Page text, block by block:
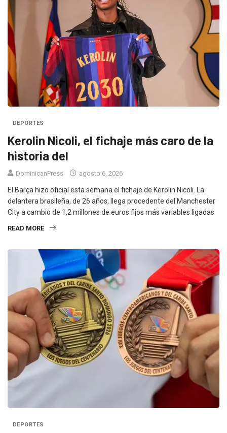
DEPORTES
Kerolin Nicoli, el fichaje más caro de la
historia del
DominicanPress agosto 6, 2026
El Barça hizo oficial esta semana el fichaje de Kerolin Nicoli. La
delantera brasileña, de 26 años, llega procedente del Manchester
City a cambio de 1,2 millones de euros fijos más variables ligadas
READ MORE
DEPORTES